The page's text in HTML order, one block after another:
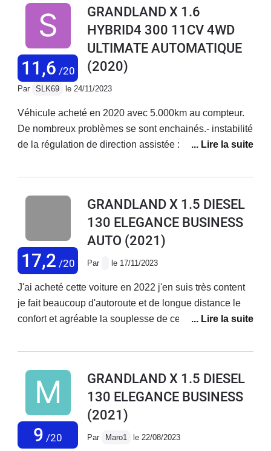
max et aussi la vidange de la boite auto tous les
60000kms IMPÉRATIF sa c'est obligatoire si vous
voulez éviter les voyants moteurs à répétitions. C'est
vraiment dommage car l'Opel Grandlandx et vraiment
agréable et confortable.
11,6 /20
GRANDLAND X 1.6
HYBRID4 300 11CV 4WD
ULTIMATE AUTOMATIQUE
(2020)
Par SLK69 le 24/11/2023
Véhicule acheté en 2020 avec 5.000km au compteur.
De nombreux problèmes se sont enchainés.- instabilité
de la régulation de direction assistée : remplacement
Problème résolu.- une dizaine de mise à jour / rappels
diagnostics console infructueux (tarifs variables entre
48 et 127€ !)- 4 dépannages (2 OPEL assistance, 2
assureur AXA)- 2 black-out total des 13 ordinateurs,
dont un survenu à 110km/h avec perte de direction
assistée, puissance moteur, freinage assisté,... arrêt en
urgence avec risque de collision !- régulièrement le
"Défaut système de traction électrique" réapparait
depuis 3 ans bloquant parfois le véhicule : pas de
diverses.- Actuellement, mode électrique indisponible
thermique (selon notice fabricant - huile possiblement
diluée dans l'essence).- OPEL France contacté à
plusieurs reprises, médiation rejetée par OPEL, tous
ces défauts sont niés et jetés aux oubliettes par
STELLANTIS. Il faut juste payer des diagnostics sans
17,2 /20
GRANDLAND X 1.5 DIESEL
130 ELEGANCE BUSINESS
AUTO (2021)
Par le 17/11/2023
J'ai acheté cette voiture en 2022 j'en suis très content
je fait beaucoup d'autoroute et de longue distance le
confort et agréable la souplesse de ce véhicule et
énorme 5 litre2 au 100 kilomètres sur autoroute
voiture
9 /20
GRANDLAND X 1.5 DIESEL
130 ELEGANCE BUSINESS
(2021)
Par Maro1 le 22/08/2023